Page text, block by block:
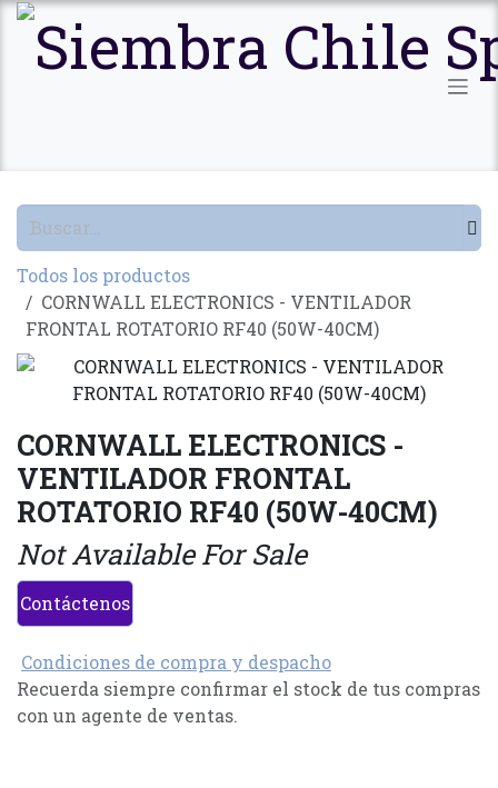
Ir al contenido
Todos los productos
CORNWALL ELECTRONICS - VENTILADOR
FRONTAL ROTATORIO RF40 (50W-40CM)
CORNWALL ELECTRONICS -
VENTILADOR FRONTAL
ROTATORIO RF40 (50W-40CM)
Not Available For Sale
Contáctenos
Condiciones de compra y despacho
Recuerda siempre confirmar el stock de tus compras
con un agente de ventas.